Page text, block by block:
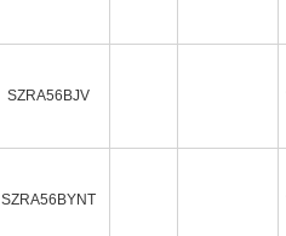
SZRA56BJV
SZRA56BYNT